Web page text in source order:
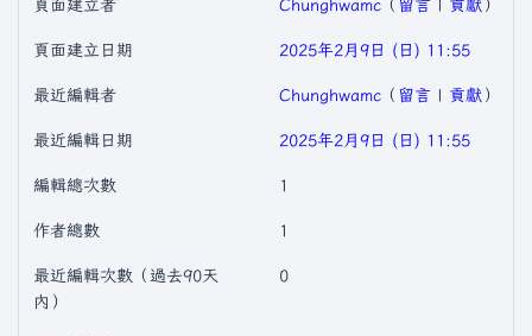
頁面建立者 Chunghwamc （ 留言 | 貢獻 ）
頁面建立日期 2025年2月9日 (日) 11:55
最近編輯者 Chunghwamc （ 留言 | 貢獻 ）
最近編輯日期 2025年2月9日 (日) 11:55
編輯總次數 1
作者總數 1
最近編輯次數（過去90天
內）
0